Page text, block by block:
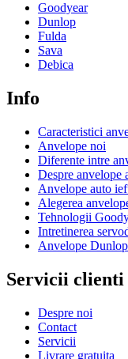
Goodyear
Dunlop
Fulda
Sava
Debica
Info
Caracteristici
Anvelope noi
Diferente intre
Despre anvelope
Anvelope auto
Alegerea
Tehnologii
Intretinerea
Anvelope
Servicii clienti
Despre noi
Contact
Servicii
Livrare gratuita